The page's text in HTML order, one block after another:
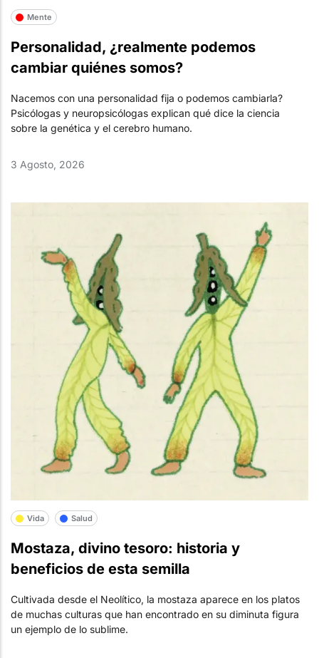
Mente
Personalidad, ¿realmente podemos
cambiar quiénes somos?
Nacemos con una personalidad fija o podemos cambiarla?
Psicólogas y neuropsicólogas explican qué dice la ciencia
sobre la genética y el cerebro humano.
3 Agosto, 2026
Vida Salud
Mostaza, divino tesoro: historia y
beneficios de esta semilla
Cultivada desde el Neolítico, la mostaza aparece en los platos
de muchas culturas que han encontrado en su diminuta figura
un ejemplo de lo sublime.